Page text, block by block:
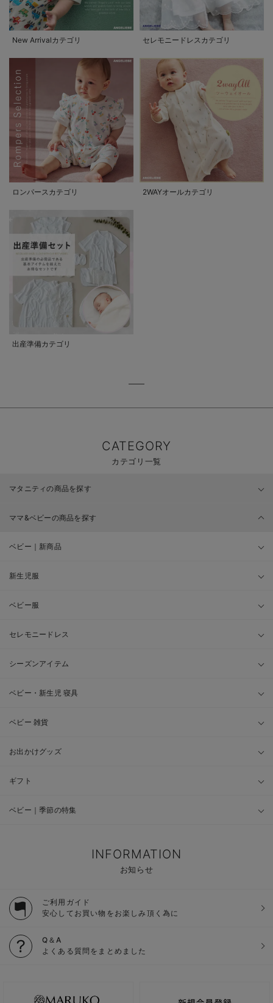
New Arrivalカテゴリ セレモニードレスカテゴリ
ロンパースカテゴリ 2WAYオールカテゴリ
出産準備カテゴリ
CATEGORY
カテゴリ一覧
マタニティの商品を探す
ママ&ベビーの商品を探す
ベビー｜新商品
新生児服
ベビー服
セレモニードレス
シーズンアイテム
ベビー・新生児 寝具
ベビー 雑貨
お出かけグッズ
ギフト
ベビー｜季節の特集
INFORMATION
お知らせ
ご利用ガイド
安心してお買い物をお楽しみ頂く為に
Q＆A
よくある質問をまとめました